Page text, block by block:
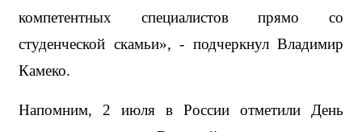
компетентных специалистов прямо со
студенческой скамьи», - подчеркнул Владимир
Камеко.
Напомним, 2 июля в России отметили День